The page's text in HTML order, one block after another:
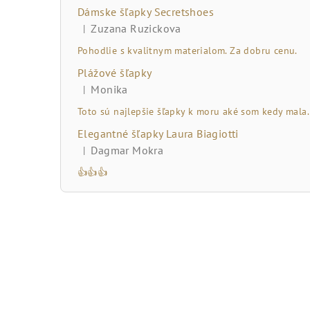
l
Dámske šľapky Secretshoes
Hodnotenie produktu je 5 z 5 hviezdičiek.
| Zuzana Ruzickova
Pohodlie s kvalitnym materialom. Za dobru cenu.
Plážové šľapky
Hodnotenie produktu je 5 z 5 hviezdičiek.
| Monika
Toto sú najlepšie šľapky k moru aké som kedy mala.
Elegantné šľapky Laura Biagiotti
Hodnotenie produktu je 5 z 5 hviezdičiek.
| Dagmar Mokra
👍👍👍